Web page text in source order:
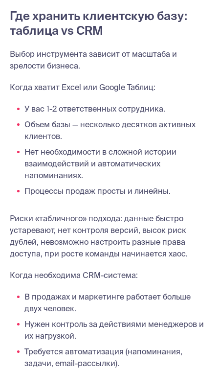
Где хранить клиентскую базу:
таблица vs CRM
Выбор инструмента зависит от масштаба и
зрелости бизнеса.
Когда хватит Excel или Google Таблиц:
У вас 1-2 ответственных сотрудника.
Объем базы — несколько десятков активных
клиентов.
Нет необходимости в сложной истории
взаимодействий и автоматических
напоминаниях.
Процессы продаж просты и линейны.
Риски «табличного» подхода: данные быстро
устаревают, нет контроля версий, высок риск
дублей, невозможно настроить разные права
доступа, при росте команды начинается хаос.
Когда необходима CRM-система:
В продажах и маркетинге работает больше
двух человек.
Нужен контроль за действиями менеджеров и
их нагрузкой.
Требуется автоматизация (напоминания,
задачи, email-рассылки).